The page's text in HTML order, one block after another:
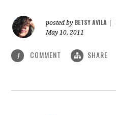
posted by BETSY AVILA
May 10, 2011
1 COMMENT SHARE